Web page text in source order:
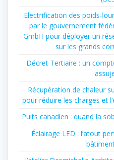
Electrification des poids-
par le gouvernement
GmbH pour déployer un
sur les grands
Décret Tertiaire : un
Récupération de chaleur
pour réduire les charges et
Puits canadien : quand la
Éclairage LED : l’atout